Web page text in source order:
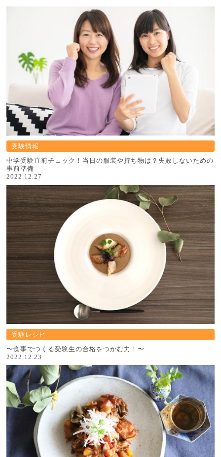
受験情報
中学受験直前チェック！当日の服装や持ち物は？失敗しないための
事前準備
2022.12.27
受験レシピ
〜食事でつくる受験生の合格をつかむ力！〜
2022.12.23